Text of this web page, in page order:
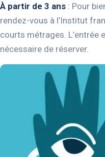
À partir de 3 ans : Pour
rendez-vous à l’Institut
courts métrages. L’entrée
nécessaire de réserver.